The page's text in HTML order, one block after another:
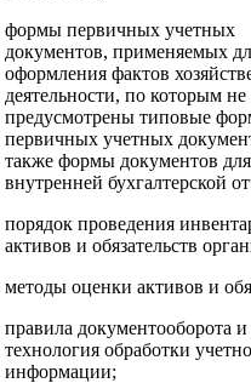
формы первичных учетных
документов, применяемых
оформления фактов
деятельности, по которым не
предусмотрены типовые
первичных учетных
также формы документов для
внутренней бухгалтерской
порядок проведения
активов и обязательств
методы оценки активов и
правила документооборота и
технология обработки
информации;